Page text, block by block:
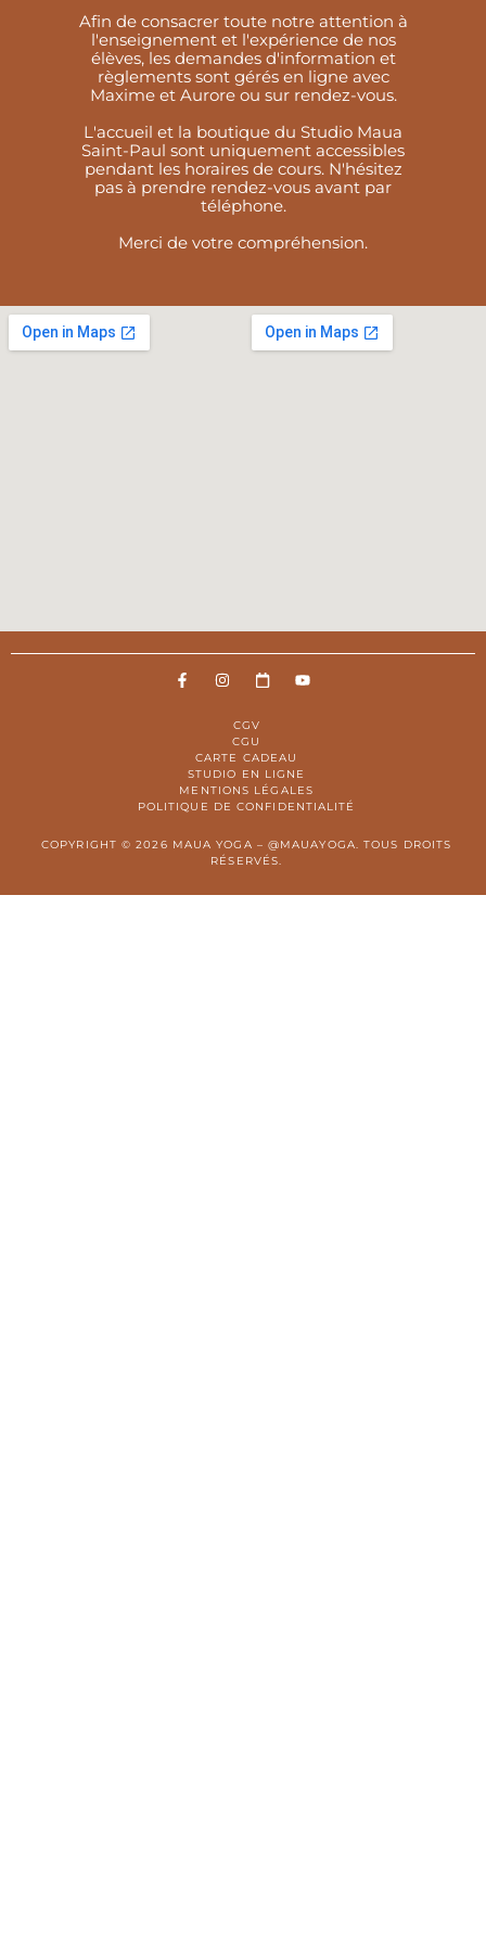
Afin de consacrer toute notre attention à
l'enseignement et l'expérience de nos
élèves, les demandes d'information et
règlements sont gérés en ligne avec
Maxime et Aurore ou sur rendez-vous.
L'accueil et la boutique du Studio Maua
Saint-Paul sont uniquement accessibles
pendant les horaires de cours. N'hésitez
pas à prendre rendez-vous avant par
téléphone.
Merci de votre compréhension.
CGV
CGU
CARTE CADEAU
STUDIO EN LIGNE
MENTIONS LÉGALES
POLITIQUE DE CONFIDENTIALITÉ
COPYRIGHT © 2026 MAUA YOGA – @MAUAYOGA. TOUS DROITS
RÉSERVÉS.